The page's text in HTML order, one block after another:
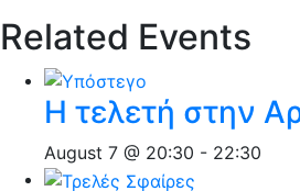
Related Events
Η τελετή στην
August 7 @ 20:30 - 22:30